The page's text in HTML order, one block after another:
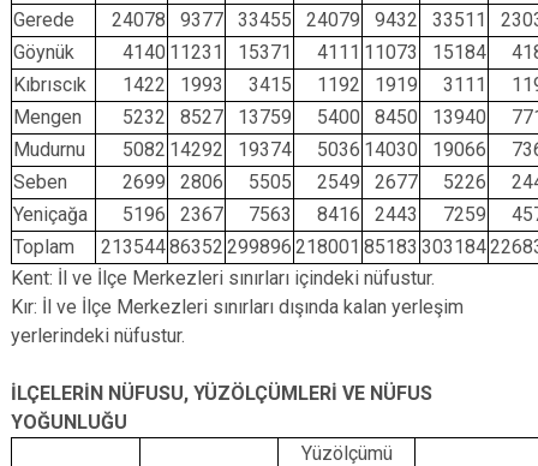
Gerede
24078 9377 33455 24079 9432 33511
Göynük
4140 11231 15371 4111 11073 15184
Kıbrıscık
1422 1993 3415 1192 1919 3111
Mengen
5232 8527 13759 5400 8450 13940
Mudurnu
5082 14292 19374 5036 14030 19066
Seben
2699 2806 5505 2549 2677 5226
Yeniçağa
5196 2367 7563 8416 2443 7259
Toplam
21354486352 299896 218001 85183 303184
Kent: İl ve İlçe Merkezleri sınırları içindeki nüfustur.
Kır: İl ve İlçe Merkezleri sınırları dışında kalan yerleşim
yerlerindeki nüfustur.
İLÇELERİN NÜFUSU, YÜZÖLÇÜMLERİ VE NÜFUS
YOĞUNLUĞU
Yüzölçümü